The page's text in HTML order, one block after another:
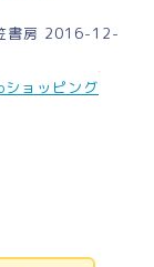
書房 2016-12-
ショッピング